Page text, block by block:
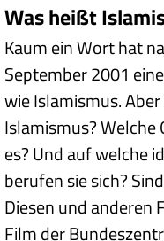
Was heißt
Kaum ein Wort hat
September 2001
wie Islamismus.
Islamismus?
es? Und auf welche
berufen sie sich?
Diesen und anderen
Film der